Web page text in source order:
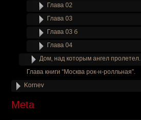
Глава 02
Глава 03
Глава 03 б
Глава 04
Дом, над которым ангел пролетел.
Глава книги “Москва рок-н-ролльная”.
Kornev
Meta